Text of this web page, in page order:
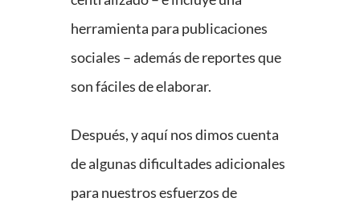
herramienta para publicaciones
sociales – además de reportes que
son fáciles de elaborar.
Después, y aquí nos dimos cuenta
de algunas dificultades adicionales
para nuestros esfuerzos de